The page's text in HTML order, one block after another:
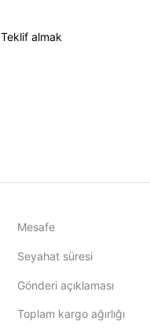
Teklif almak
Mesafe
Seyahat süresi
Gönderi açıklaması
Toplam kargo ağırlığı